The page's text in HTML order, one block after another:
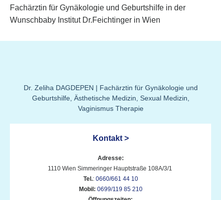
Fachärztin für Gynäkologie und Geburtshilfe in der
Wunschbaby Institut Dr.Feichtinger in Wien
Dr. Zeliha DAGDEPEN | Fachärztin für Gynäkologie und
Geburtshilfe, Ästhetische Medizin, Sexual Medizin,
Vaginismus Therapie
Kontakt >
Adresse:
1110 Wien Simmeringer Hauptstraße 108A/3/1
Tel.: 0660/661 44 10
Mobil: 0699/119 85 210